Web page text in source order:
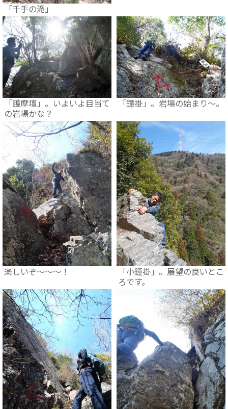
「千手の滝」
「護摩壇」。いよいよ目当て
の岩場かな？
「鐘掛」。岩場の始まり～。
楽しいぞ～～～！
「小鐘掛」。展望の良いとこ
ろです。